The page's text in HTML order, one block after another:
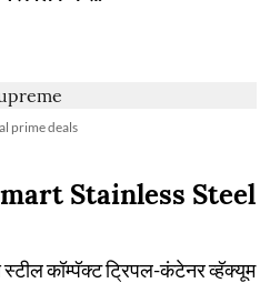
prime deals
Stainless Steel
स्टील कॉम्पॅक्ट ट्रिपल-कंटेनर व्हॅक्यूम